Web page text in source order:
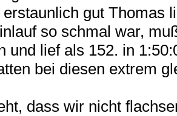
gut Thomas
so schmal war,
und lief als 152. in
bei diesen extrem
dass wir nicht